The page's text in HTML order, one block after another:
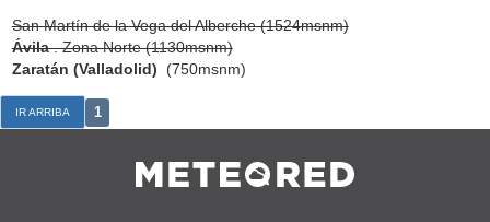
San Martín de la Vega del Alberche (1524msnm)
Ávila. Zona Norte (1130msnm)
Zaratán (Valladolid) (750msnm)
IR ARRIBA 1